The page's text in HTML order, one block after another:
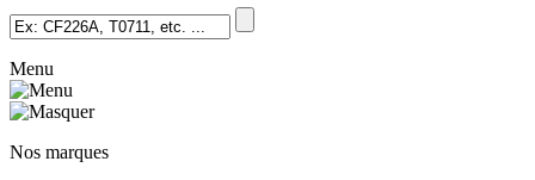
Menu
Nos marques